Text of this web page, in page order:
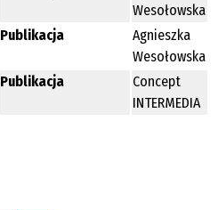
Wesołowska
Publikacja
Agnieszka
Wesołowska
Publikacja
Concept
INTERMEDIA